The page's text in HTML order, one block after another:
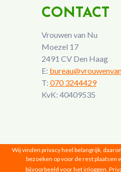
CONTACT
Vrouwen van Nu
Moezel 17
2491 CV Den Haag
E:
T: 070 3244429
KvK: 40409535
Vrouwen van Nu ©
Wij vinden privacy heel belangrijk,
bezoeken op voor de rest plaatsen
bijvoorbeeld voor het inloggen.